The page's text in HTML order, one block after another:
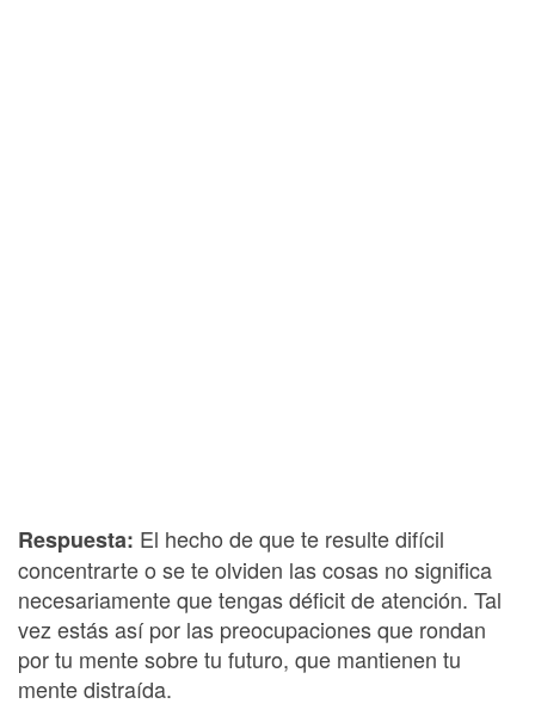
Respuesta: El hecho de que te resulte difícil
concentrarte o se te olviden las cosas no significa
necesariamente que tengas déficit de atención. Tal
vez estás así por las preocupaciones que rondan
por tu mente sobre tu futuro, que mantienen tu
mente distraída.